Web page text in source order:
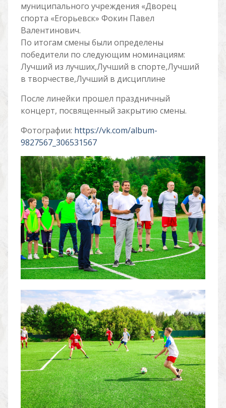
муниципального учреждения «Дворец
спорта «Егорьевск» Фокин Павел
Валентинович.
По итогам смены были определены
победители по следующим номинациям:
Лучший из лучших,Лучший в спорте,Лучший
в творчестве,Лучший в дисциплине
После линейки прошел праздничный
концерт, посвященный закрытию смены.
Фотографии: https://vk.com/album-
9827567_306531567